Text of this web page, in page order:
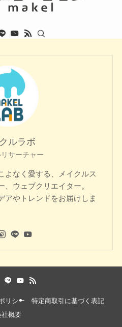
ルラボ
リサーチャー
よなく愛する、メイクルス
、ウェブクリエイター。
アやトレンドをお届けしま
リシー
特定商取引に基づく表記
社概要